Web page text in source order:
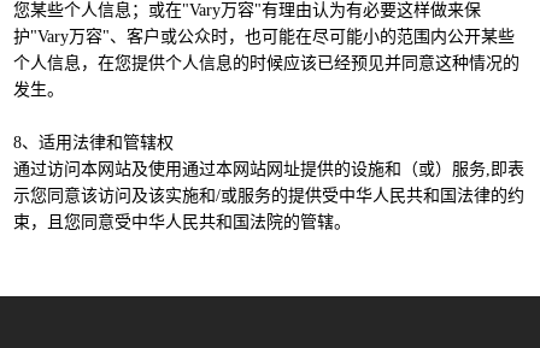
您某些个人信息；或在"Vary万容"有理由认为有必要这样做来保
护"Vary万容"、客户或公众时，也可能在尽可能小的范围内公开某些
个人信息，在您提供个人信息的时候应该已经预见并同意这种情况的
发生。
8、适用法律和管辖权
通过访问本网站及使用通过本网站网址提供的设施和（或）服务,即表
示您同意该访问及该实施和/或服务的提供受中华人民共和国法律的约
束，且您同意受中华人民共和国法院的管辖。